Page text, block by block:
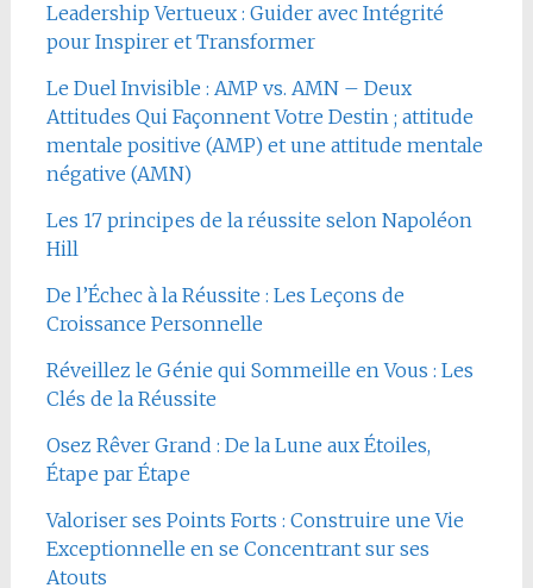
Leadership Vertueux : Guider avec Intégrité
pour Inspirer et Transformer
Le Duel Invisible : AMP vs. AMN – Deux
Attitudes Qui Façonnent Votre Destin ; attitude
mentale positive (AMP) et une attitude mentale
négative (AMN)
Les 17 principes de la réussite selon Napoléon
Hill
De l’Échec à la Réussite : Les Leçons de
Croissance Personnelle
Réveillez le Génie qui Sommeille en Vous : Les
Clés de la Réussite
Osez Rêver Grand : De la Lune aux Étoiles,
Étape par Étape
Valoriser ses Points Forts : Construire une Vie
Exceptionnelle en se Concentrant sur ses
Atouts